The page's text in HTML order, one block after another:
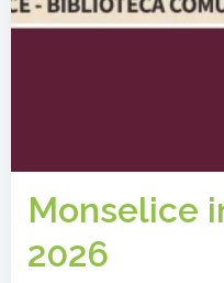
Monselice
2026